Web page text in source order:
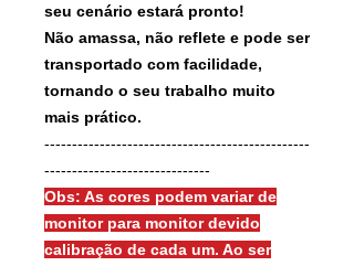
seu cenário estará pronto!
Não amassa, não reflete e pode ser
transportado com facilidade,
tornando o seu trabalho muito
mais prático.
------------------------------------------------
------------------------------
Obs: As cores podem variar de
monitor para monitor devido
calibração de cada um. Ao ser